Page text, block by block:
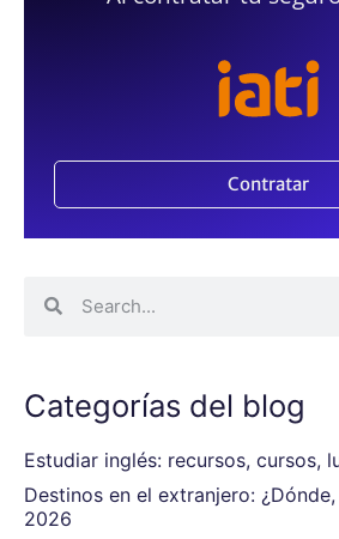
Contratar
Categorías del blog
Estudiar inglés: recursos, cursos,
Destinos en el extranjero:
2026